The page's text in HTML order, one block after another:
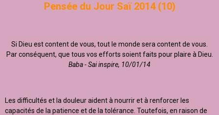
Pensée du Jour Saï 2014 (10)
Si Dieu est content de vous, tout le monde sera content de vous.
Par conséquent, que tous vos efforts soient faits pour plaire à Dieu.
Baba - Sai inspire, 10/01/14
Les difficultés et la douleur aident à nourrir et à renforcer les
capacités de la patience et de la tolérance. Toutefois, en raison de